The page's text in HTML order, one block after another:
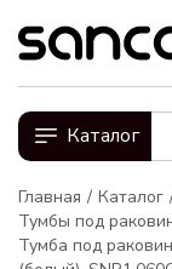
Каталог
Главная Каталог
Тумбы под
Тумба под